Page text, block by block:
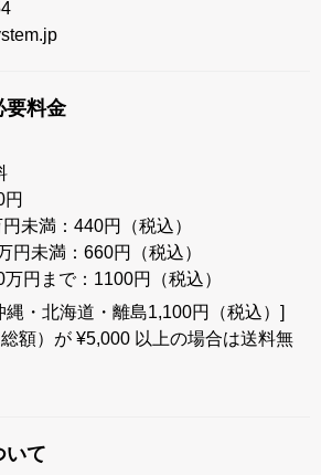
要料金
未満：440円（税込）
未満：660円（税込）
円まで：1100円（税込）
・北海道・離島1,100円（税込）]
額）が ¥5,000 以上の場合は送料無
いて